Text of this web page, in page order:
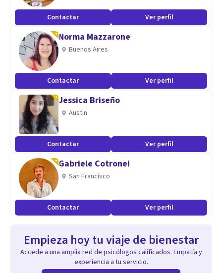
Contactar Ver perfil
Norma Mazzarone
Buenos Aires
Contactar Ver perfil
Jessica Briseño
Austin
Contactar Ver perfil
Gabriele Cotronei
San Francisco
Contactar Ver perfil
Empieza hoy tu viaje de bienestar
Accede a una amplia red de psicólogos calificados. Empatía y
experiencia a tu servicio.